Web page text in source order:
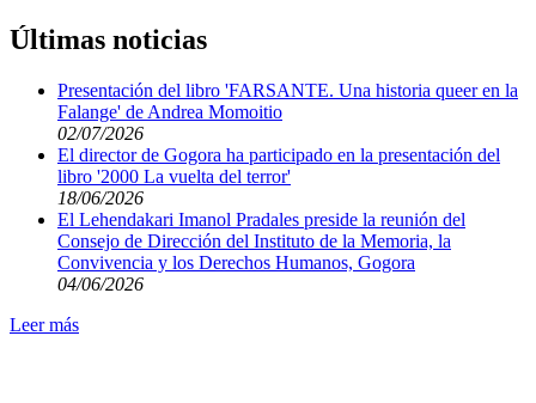
Últimas noticias
Presentación del libro 'FARSANTE. Una historia queer en la
Falange' de Andrea Momoitio
02/07/2026
El director de Gogora ha participado en la presentación del
libro '2000 La vuelta del terror'
18/06/2026
El Lehendakari Imanol Pradales preside la reunión del
Consejo de Dirección del Instituto de la Memoria, la
Convivencia y los Derechos Humanos, Gogora
04/06/2026
Leer más